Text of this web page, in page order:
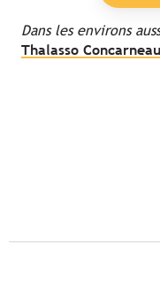
Dans les environs
Thalasso